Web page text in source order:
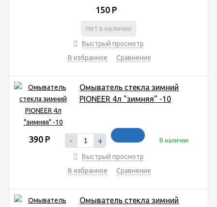
150 Р
Нет в наличии
Быстрый просмотр
В избранное
Сравнение
Омыватель стекла зимний
PIONEER 4л "зимняя" -10
390 Р - + В наличии
Быстрый просмотр
В избранное
Сравнение
Омыватель стекла зимний